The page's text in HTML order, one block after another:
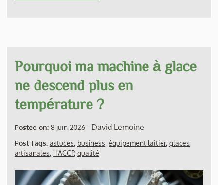
Pourquoi ma machine à glace
ne descend plus en
température ?
Posted on: 8 juin 2026 - David Lemoine
Post Tags: astuces, business, équipement laitier, glaces
artisanales, HACCP, qualité